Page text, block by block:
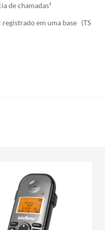
de chamadas¹
registrado em uma base (TS